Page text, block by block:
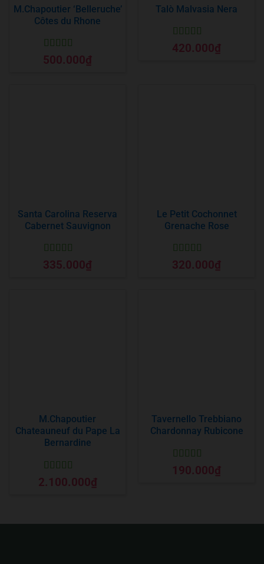
M.Chapoutier ‘Belleruche’
Côtes du Rhone
Được xếp
hạng55 sao
500.000₫
Talò Malvasia Nera
Được xếp
hạng55 sao
420.000₫
Santa Carolina Reserva
Cabernet Sauvignon
Được xếp
hạng55 sao
335.000₫
Le Petit Cochonnet
Grenache Rose
Được xếp
hạng55 sao
320.000₫
M.Chapoutier
Chateauneuf du Pape La
Bernardine
Được xếp
hạng55 sao
2.100.000₫
Tavernello Trebbiano
Chardonnay Rubicone
Được xếp
hạng55 sao
190.000₫